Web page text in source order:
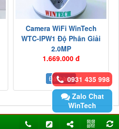
Camera WiFi WinTech
WTC-IPW1 Độ Phân Giải
2.0MP
1.669.000 đ
Đặt hàng0931 435 998
Zalo Chat
WinTech